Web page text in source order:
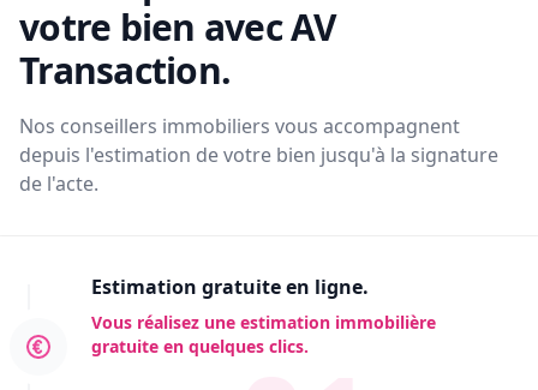
votre bien avec AV
Transaction.
Nos conseillers immobiliers vous accompagnent
depuis l'estimation de votre bien jusqu'à la signature
de l'acte.
Estimation gratuite en ligne.
Vous réalisez une estimation immobilière
gratuite en quelques clics.